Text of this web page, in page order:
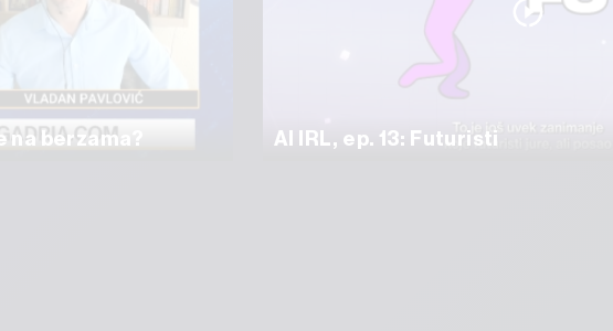
na berzama? AI IRL, ep. 13: Futuristi